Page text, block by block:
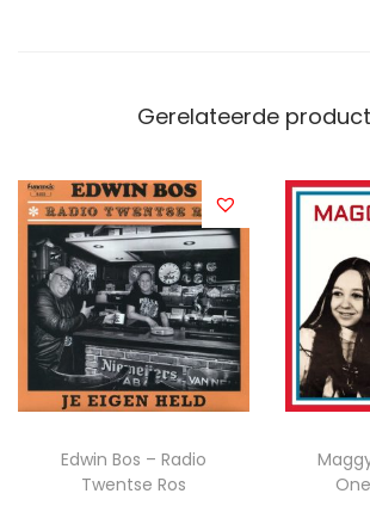
Gerelateerde
Edwin Bos – Radio
Twentse Ros